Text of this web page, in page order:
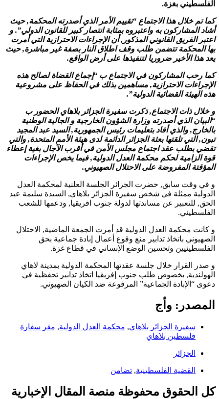
الفلسطيني بغزة.
كما تم خلال هذا الاجتماع “تقييم الأمر الذي أصدرته المحكمة, حيث
أشاد المشاركون به واعتبروه بمثابة انتصار كبير للقانون الدولي”. و
اعتبر الفريق القانوني المذكور, أن الإجراءات الاحترازية التي أمرت
بها المحكمة تتضمن طلب وقف اطلاق النار بصفة غير مباشرة, حيث
يعد هذا الأخير ضروريا لتنفيذها على أرض الواقع.
كما رحب المشاركون في الاجتماع ب “إجماع القضاة لصالح هذه
الإجراءات الاحترازية, مساهمين بذلك في الحفاظ على مشروعية
هذه الهيئة القضائية الدولية”.
و خلال ذات الاجتماع, ذكرت سفيرة الجزائر بلاهاي الحضور ب
“البيان الذي أصدرته وزارة الشؤون الخارجية و الجالية الوطنية
بالخارج, والذي أفاد بتعليمات رئيس الجمهورية, السيد عبد المجيد
تبون, التي تلقتها بعثة الجزائر الدائمة لدى هيئة الأمم المتحدة, والتي
تقضي بطلب عقد اجتماع مجلس الأمن في أقرب الآجال بغية إعطاء
قوة الزامية لحكم محكمة العدل الدولية, فيما يخص الإجراءات
المؤقتة المفروضة على الاحتلال الصهيوني.
و في وقت سابق, حضرت الجزائر الجلسة العلنية لمحكمة العدل
الدولية ممثلة في شخص سفيرة الجزائر بلاهاي, السيدة سليمة عبد
الحق, للتعبير عن مساندتها لدولة جنوب افريقيا, ودعمها للشعب
الفلسطيني.
و كانت محكمة العدل الدولية قد أمرت الجمعة الماضية, الاحتلال
الصهيوني باتخاذ تدابير منع وقوع أعمال إبادة جماعية بحق
الفلسطينيين وتحسين الوضع الإنساني في قطاع غزة.
و صدر القرار خلال جلسة عقدتها المحكمة الدولية بمدينة لاهاي
الهولندية, بخصوص طلب جنوب إفريقيا اتخاذ تدابير تحفظية في
دعوى “الإبادة الجماعية” المرفوعة ضد الكيان الصهيوني.
المصدر: وأج
سفيرة الجزائر بلاهاي, محكمة العدل الدولية, مقر سفارة
فلسطين بلاهاي
الجزائر
القضية الفلسطينية, تضامن
كل الحقوق محفوظة منصة المقال الإخبارية